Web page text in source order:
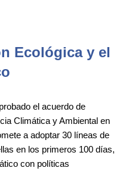
Ecológica y el
el acuerdo de
Climática y Ambiental en
a adoptar 30 líneas de
en los primeros 100 días,
con políticas